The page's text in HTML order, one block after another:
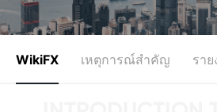
WikiFX เหตุการณ์สำคัญ รา